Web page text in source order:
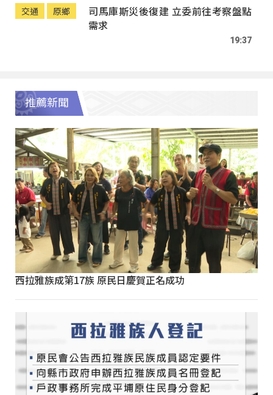
交通 原鄉
司馬庫斯災後復建 立委前往考察盤點
需求
19:37
推薦新聞
西拉雅族成第17族 原民日慶賀正名成功